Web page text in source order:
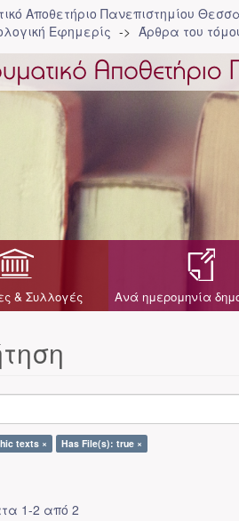
Αποθετήριο Πανεπιστημίου
Εφημερίς
Άρθρα του
& Συλλογές Ανά ημερομηνία
texts × Has File(s): true ×
1-2 από 2